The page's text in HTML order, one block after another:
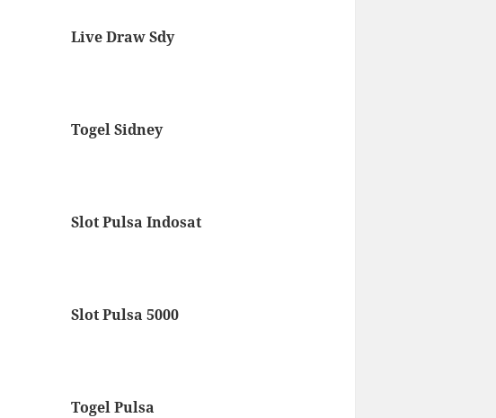
Live Draw Sdy
Togel Sidney
Slot Pulsa Indosat
Slot Pulsa 5000
Togel Pulsa